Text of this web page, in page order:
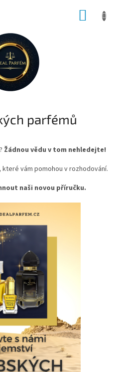
parfémů
Žádnou vědu v tom nehledejte!
které vám pomohou v rozhodování.
naši novou příručku.